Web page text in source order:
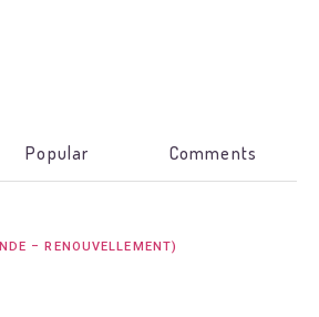
Popular Comments
– RENOUVELLEMENT)